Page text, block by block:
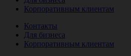
Корпоративным клиентам
Контакты
Для бизнеса
Корпоративным клиентам